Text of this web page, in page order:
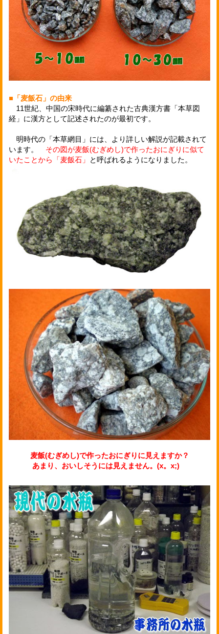
■「麦飯石」の由来
11世紀、中国の宋時代に編纂された古典漢方書「本草図
経」に漢方として記述されたのが最初です。
明時代の「本草網目」には、より詳しい解説が記載されて
います。 その図が麦飯(むぎめし)で作ったおにぎりに似て
いたことから「麦飯石」
と呼ばれるようになりました。
麦飯(むぎめし)で作ったおにぎりに見えますか？
あまり、おいしそうには見えません。(x。x;)